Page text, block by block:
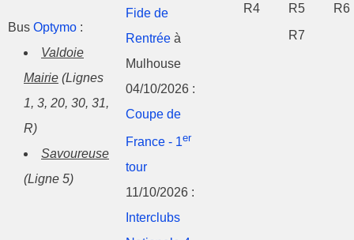
Bus Optymo :
Valdoie
Mairie (Lignes
1, 3, 20, 30, 31,
R)
Savoureuse
(Ligne 5)
Fide de
Rentrée à
Mulhouse
04/10/2026 :
Coupe de
France - 1er
tour
11/10/2026 :
Interclubs
R4
R5
R6
R7